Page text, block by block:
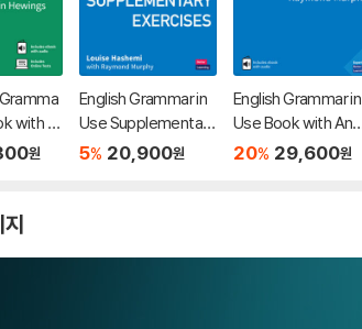
with A
원
English Grammar in
Use Supplementary
Exercises Book with
5% 20,900원
English Grammar in
Use Book with Ans
wers and Interactiv
20% 29,600원